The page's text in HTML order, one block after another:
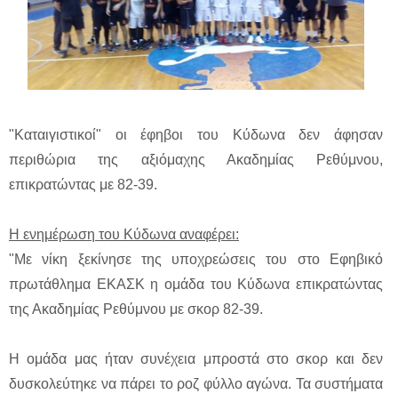
"Καταιγιστικοί" οι έφηβοι του Κύδωνα δεν άφησαν
περιθώρια της αξιόμαχης Ακαδημίας Ρεθύμνου,
επικρατώντας με 82-39.
Η ενημέρωση του Κύδωνα αναφέρει:
"Με νίκη ξεκίνησε της υποχρεώσεις του στο Εφηβικό
πρωτάθλημα ΕΚΑΣΚ η ομάδα του Κύδωνα επικρατώντας
της Ακαδημίας Ρεθύμνου με σκορ 82-39.
Η ομάδα μας ήταν συνέχεια μπροστά στο σκορ και δεν
δυσκολεύτηκε να πάρει το ροζ φύλλο αγώνα. Τα συστήματα